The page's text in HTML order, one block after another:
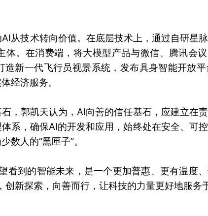
从技术转向价值。在底层技术上，通过自研星
。在消费端，将大模型产品与微信、腾讯会
新一代飞行员视景系统，发布具身智能开放
经济服务。
，郭凯天认为，AI向善的信任基石，应建立在
系，确保AI的开发和应用，始终处在安全、可
数人的“黑匣子”。
看到的智能未来，是一个更加普惠、更有温度
新探索，向善而行，让科技的力量更好地服务